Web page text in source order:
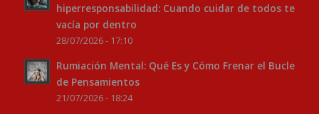
hiperresponsabilidad: Cuando cuidar de todos te
vacía por dentro
28/07/2026 - 17:10
Rumiación Mental: Qué Es y Cómo Frenar el Bucle
de Pensamientos
21/07/2026 - 18:24